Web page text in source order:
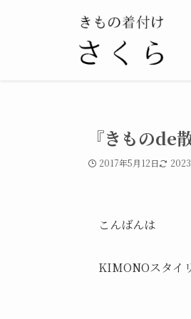
『きもの
2017年5月12日
こんばんは
KIMONOスタイ